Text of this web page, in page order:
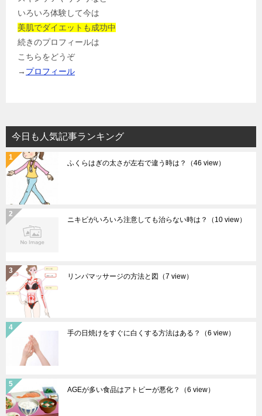
いろいろ体験して今は
美肌でダイエットも成功中
続きのプロフィールは
こちらをどうぞ
→ プロフィール
今日も人気記事ランキング
ふくらはぎの太さが左右で違う時は？ （46 view）
ニキビがいろいろ注意しても治らない時は？ （10 view）
リンパマッサージの方法と図 （7 view）
手の日焼けをすぐに白くする方法はある？ （6 view）
AGEが多い食品はアトピーが悪化？ （6 view）